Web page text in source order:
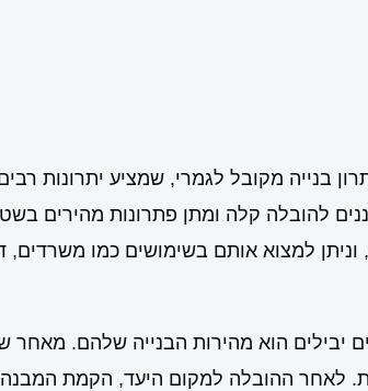
בנייה מקובל לגמרי, שמציע יתרונות
להובלה קלה ומתן פתרונות מהירים
למצוא אותם בשימושים כמו משרדים,
יבילים הוא מהירות הבנייה שלהם.
לאחר ההובלה למקום היעד, הקמת